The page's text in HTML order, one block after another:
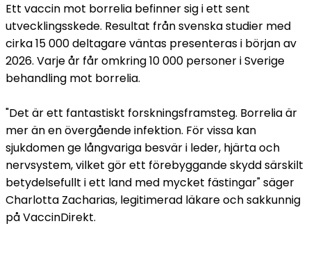
Ett vaccin mot borrelia befinner sig i ett sent
utvecklingsskede. Resultat från svenska studier med
cirka 15 000 deltagare väntas presenteras i början av
2026. Varje år får omkring 10 000 personer i Sverige
behandling mot borrelia.
"Det är ett fantastiskt forskningsframsteg. Borrelia är
mer än en övergående infektion. För vissa kan
sjukdomen ge långvariga besvär i leder, hjärta och
nervsystem, vilket gör ett förebyggande skydd särskilt
betydelsefullt i ett land med mycket fästingar" säger
Charlotta Zacharias, legitimerad läkare och sakkunnig
på VaccinDirekt.